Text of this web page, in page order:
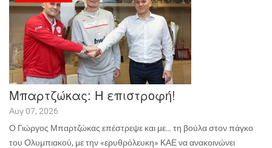
Μπαρτζώκας: Η επιστροφή!
Αυγ 07, 2026
Ο Γιώργος Μπαρτζώκας επέστρεψε και με… τη βούλα στον πάγκο
του Ολυμπιακού, με την «ερυθρόλευκη» ΚΑΕ να ανακοινώνει